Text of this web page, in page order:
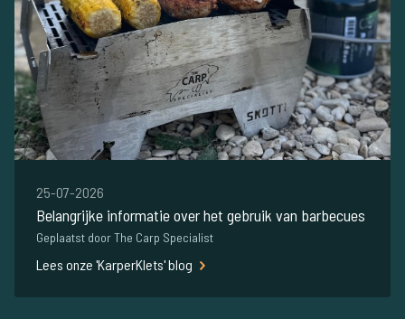
25-07-2026
Belangrijke informatie over het gebruik van barbecues
Geplaatst door The Carp Specialist
Lees onze 'KarperKlets' blog